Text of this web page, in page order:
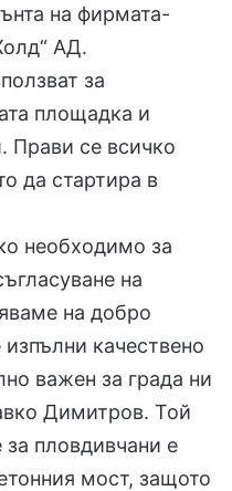
на фирмата-
АД.
за
площадка и
Прави се всичко
да стартира в
необходимо за
на
на добро
качествено
важен за града ни
Димитров. Той
пловдивчани е
мост, защото